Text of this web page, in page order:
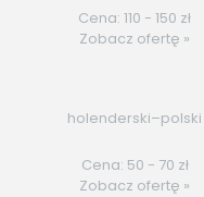
Cena: 110 - 150 zł
Zobacz ofertę »
holenderski–polski
Cena: 50 - 70 zł
Zobacz ofertę »